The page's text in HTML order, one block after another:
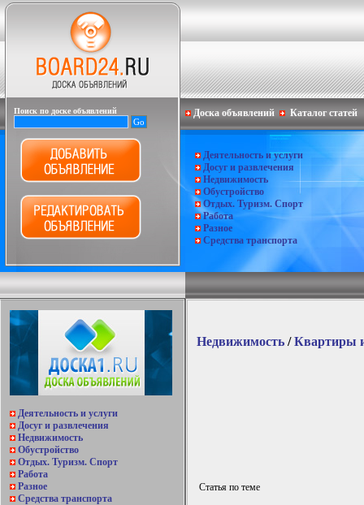
Поиск по доске объявлений
Деятельность и услуги
Досуг и развлечения
Недвижимость
Обустройство
Отдых. Туризм. Спорт
Работа
Разное
Средства транспорта
Доска объявлений Каталог статей
Деятельность и услуги
Досуг и развлечения
Недвижимость
Обустройство
Отдых. Туризм. Спорт
Работа
Разное
Средства транспорта
Недвижимость /Квартиры
Статья по теме